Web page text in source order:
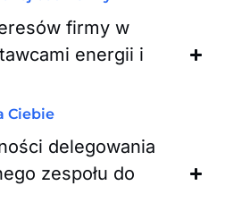
firmy w
energii i
Ciebie
delegowania
zespołu do